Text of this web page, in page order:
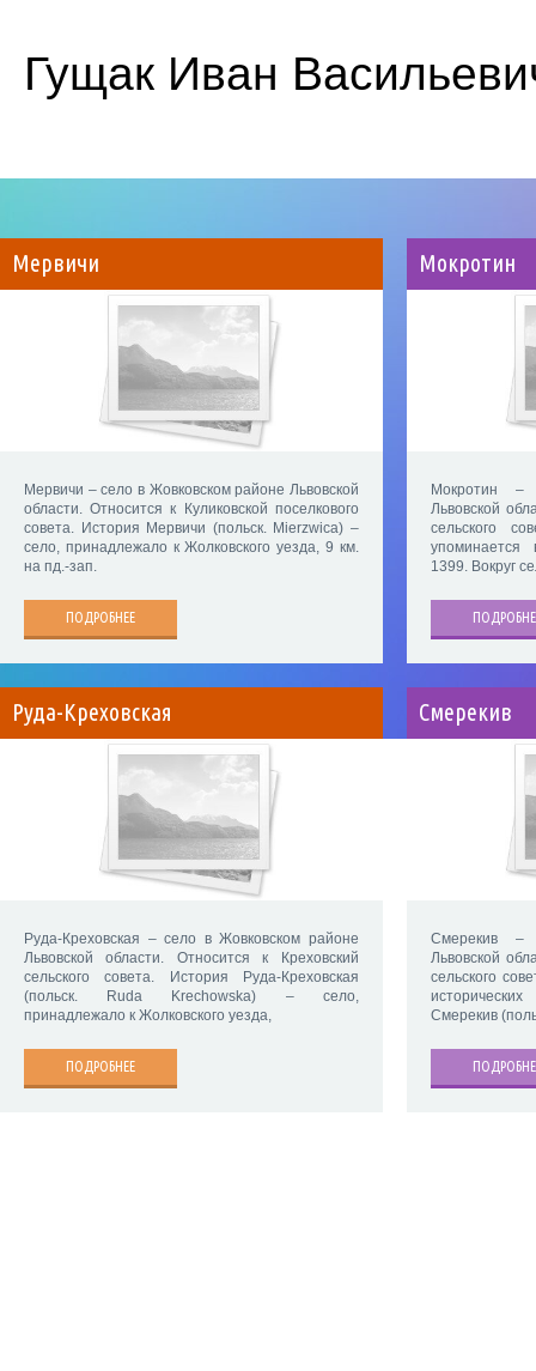
Гущак Иван
Мервичи
Мервичи – село в Жовковском районе Львовской
области. Относится к Куликовской поселкового
совета. История Мервичи (польск. Mierzwica) –
село, принадлежало к Жолковского уезда, 9 км.
на пд.-зап.
ПОДРОБНЕЕ
Мокротин
Мокротин –
Львовской
сельского
упоминается
1399. Вокруг
Руда-Креховская
Руда-Креховская – село в Жовковском районе
Львовской области. Относится к Креховский
сельского совета. История Руда-Креховская
(польск. Ruda Krechowska) – село,
принадлежало к Жолковского уезда,
ПОДРОБНЕЕ
Смерекив
Смерекив –
Львовской
сельского
Смерекив